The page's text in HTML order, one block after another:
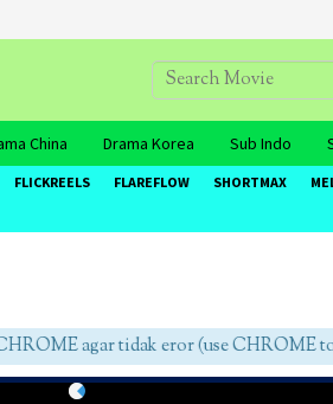
China Drama Korea Sub Indo
FLICKREELS FLAREFLOW SHORTMAX
agar tidak eror (use CHROME to